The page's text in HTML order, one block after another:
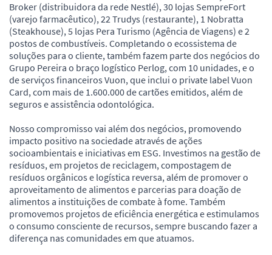
Broker (distribuidora da rede Nestlé), 30 lojas SempreFort
(varejo farmacêutico), 22 Trudys (restaurante), 1 Nobratta
(Steakhouse), 5 lojas Pera Turismo (Agência de Viagens) e 2
postos de combustíveis. Completando o ecossistema de
soluções para o cliente, também fazem parte dos negócios do
Grupo Pereira o braço logístico Perlog, com 10 unidades, e o
de serviços financeiros Vuon, que inclui o private label Vuon
Card, com mais de 1.600.000 de cartões emitidos, além de
seguros e assistência odontológica.
Nosso compromisso vai além dos negócios, promovendo
impacto positivo na sociedade através de ações
socioambientais e iniciativas em ESG. Investimos na gestão de
resíduos, em projetos de reciclagem, compostagem de
resíduos orgânicos e logística reversa, além de promover o
aproveitamento de alimentos e parcerias para doação de
alimentos a instituições de combate à fome. Também
promovemos projetos de eficiência energética e estimulamos
o consumo consciente de recursos, sempre buscando fazer a
diferença nas comunidades em que atuamos.